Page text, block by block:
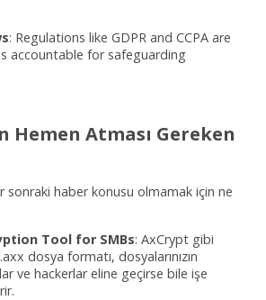
: Regulations like GDPR and CCPA are
accountable for safeguarding
Hemen Atması Gereken
sonraki haber konusu olmamak için ne
Tool for SMBs: AxCrypt gibi
dosya formatı, dosyalarınızın
ve hackerlar eline geçirse bile işe